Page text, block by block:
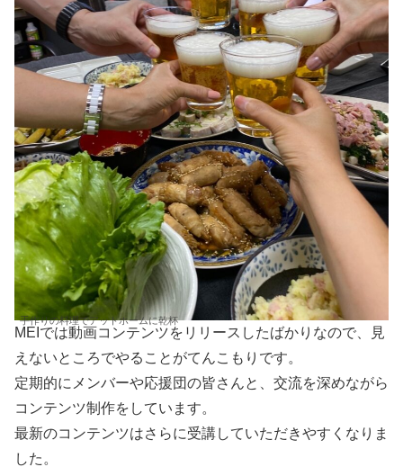
手作りの料理でアットホームに乾杯
MEIでは動画コンテンツをリリースしたばかりなので、見
えないところでやることがてんこもりです。
定期的にメンバーや応援団の皆さんと、交流を深めながら
コンテンツ制作をしています。
最新のコンテンツはさらに受講していただきやすくなりま
した。